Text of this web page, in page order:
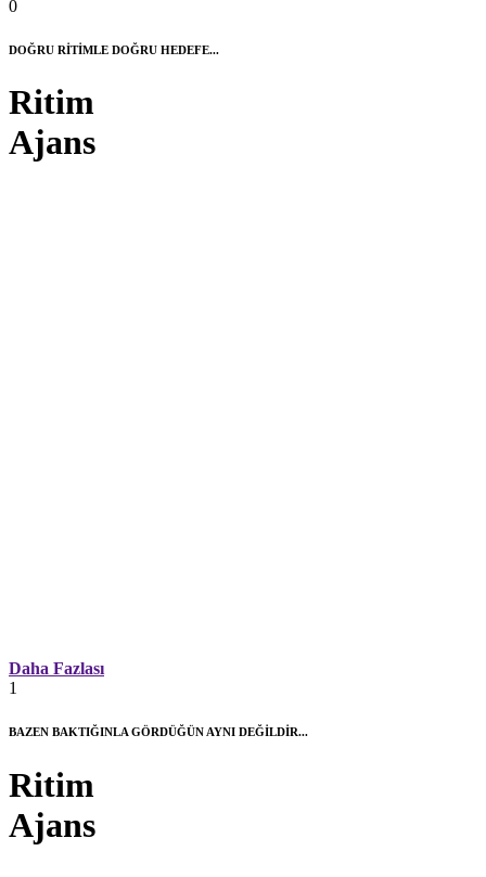
0
DOĞRU RİTİMLE DOĞRU HEDEFE...
Ritim
Ajans
Daha Fazlası
1
BAZEN BAKTIĞINLA GÖRDÜĞÜN AYNI DEĞİLDİR...
Ritim
Ajans